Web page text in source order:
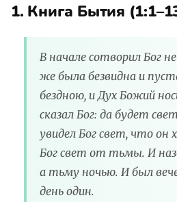
1. Книга Бытия
В начале сотворил Бог
же была безвидна и
бездною, и Дух Божий
сказал Бог: да будет
увидел Бог свет, что он
Бог свет от тьмы. И
а тьму ночью. И был
день один.